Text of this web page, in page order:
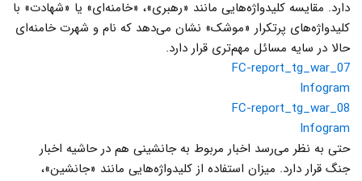
دارد. مقایسه کلیدواژه‌هایی مانند «رهبری»، «خامنه‌ای» یا «شهادت» با
کلیدواژه‌های پرتکرار «موشک» نشان می‌دهد که نام و شهرت خامنه‌ای
حالا در سایه مسائل مهم‌تری قرار دارد.
FC-report_tg_war_07
Infogram
FC-report_tg_war_08
Infogram
حتی به نظر می‌رسد اخبار مربوط به جانشینی هم در حاشیه اخبار
جنگ قرار دارد. میزان استفاده از کلیدواژه‌هایی مانند «جانشین»،